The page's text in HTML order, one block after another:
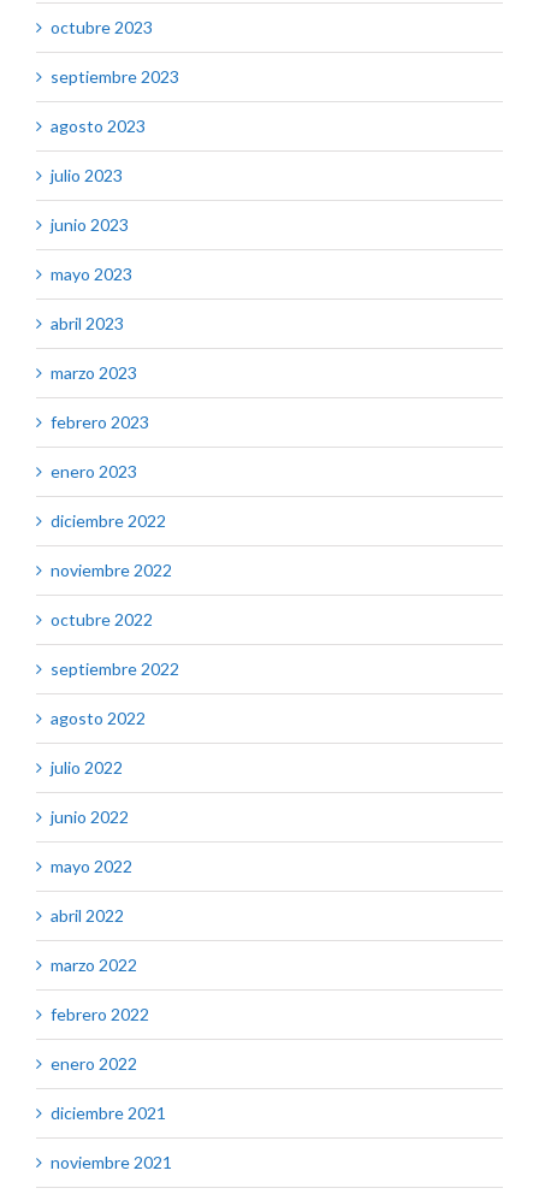
octubre 2023
septiembre 2023
agosto 2023
julio 2023
junio 2023
mayo 2023
abril 2023
marzo 2023
febrero 2023
enero 2023
diciembre 2022
noviembre 2022
octubre 2022
septiembre 2022
agosto 2022
julio 2022
junio 2022
mayo 2022
abril 2022
marzo 2022
febrero 2022
enero 2022
diciembre 2021
noviembre 2021